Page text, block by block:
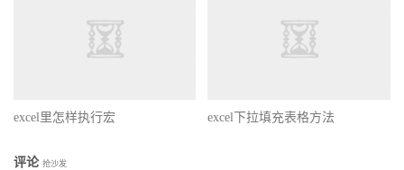
excel里怎样执行宏 excel下拉填充表格方法
评论 抢沙发